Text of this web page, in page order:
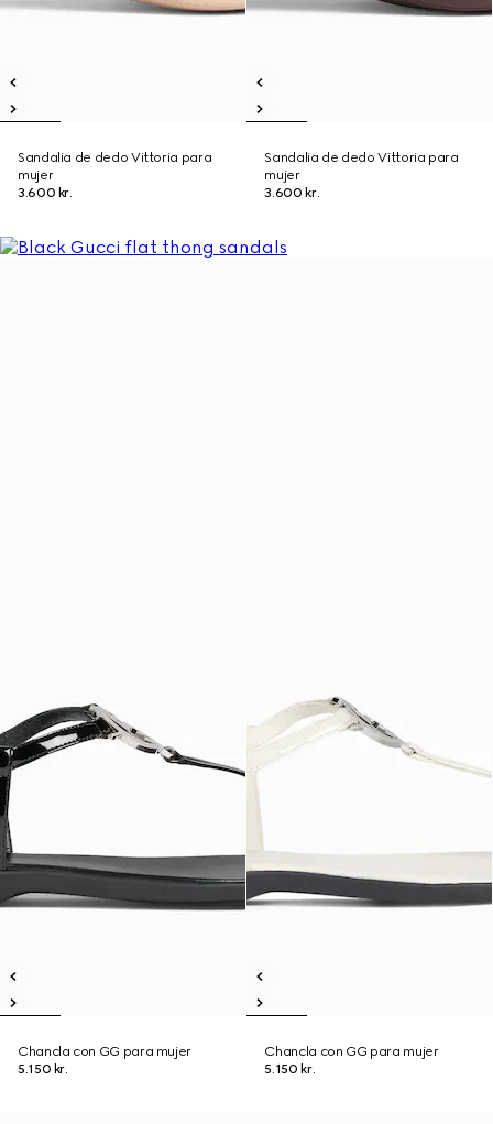
Sandalia de dedo Vittoria para
mujer
3.600 kr.
Sandalia de dedo Vittoria para
mujer
3.600 kr.
Chancla con GG para mujer
5.150 kr.
Chancla con GG para mujer
5.150 kr.